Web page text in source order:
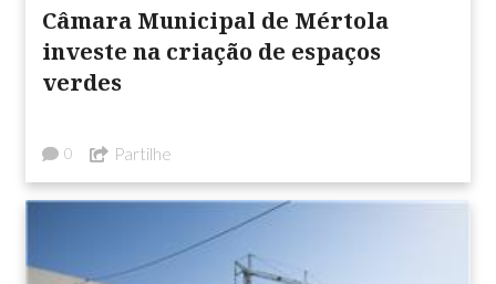
Câmara Municipal de Mértola
investe na criação de espaços
verdes
0 Partilhe